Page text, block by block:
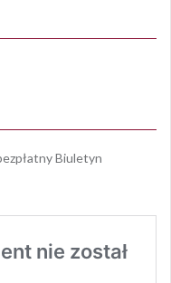
Biuletyn